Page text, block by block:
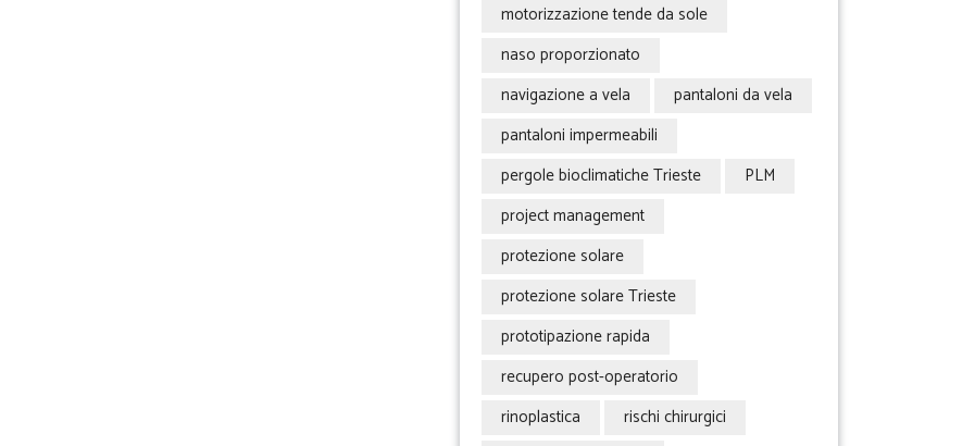
motorizzazione tende da sole
naso proporzionato
navigazione a vela
pantaloni da vela
pantaloni impermeabili
pergole bioclimatiche Trieste
PLM
project management
protezione solare
protezione solare Trieste
prototipazione rapida
recupero post-operatorio
rinoplastica
rischi chirurgici